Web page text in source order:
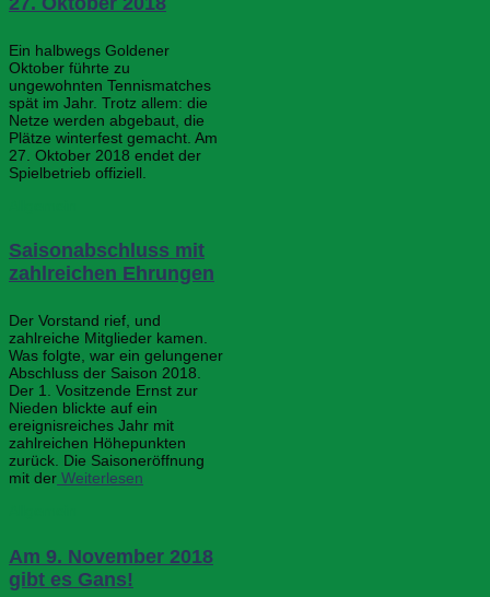
Ein halbwegs Goldener
Oktober führte zu
ungewohnten Tennismatches
spät im Jahr. Trotz allem: die
Netze werden abgebaut, die
Plätze winterfest gemacht. Am
27. Oktober 2018 endet der
Spielbetrieb offiziell.
Saisonabschluss mit
zahlreichen Ehrungen
Der Vorstand rief, und
zahlreiche Mitglieder kamen.
Was folgte, war ein gelungener
Abschluss der Saison 2018.
Der 1. Vositzende Ernst zur
Nieden blickte auf ein
ereignisreiches Jahr mit
zahlreichen Höhepunkten
zurück. Die Saisoneröffnung
mit der Weiterlesen
Am 9. November 2018
gibt es Gans!